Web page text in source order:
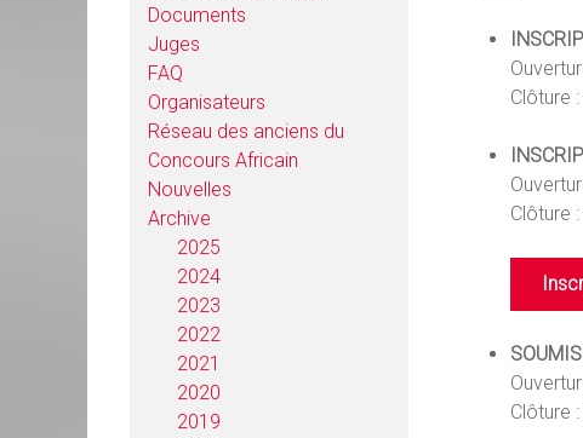
Documents
Juges
FAQ
Organisateurs
Réseau des anciens du
Concours Africain
Nouvelles
Archive
2025
2024
2023
2022
2021
2020
2019
Clôture
Clôture
Clôture